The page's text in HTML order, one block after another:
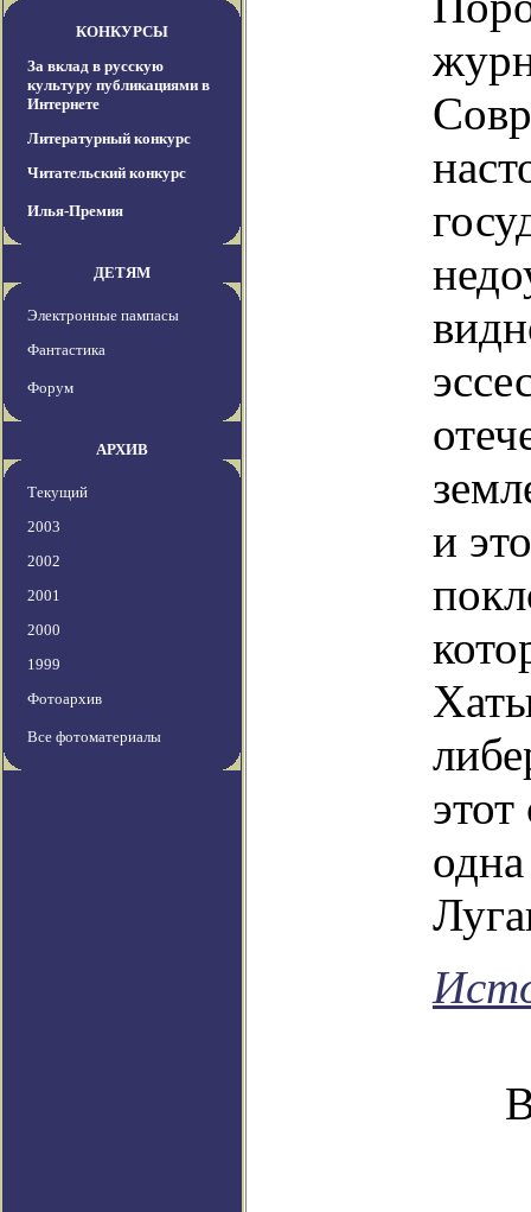
КОНКУРСЫ
За вклад в русскую
культуру публикациями в
Интернете
Литературный конкурс
Читательский конкурс
Илья-Премия
ДЕТЯМ
Электронные пампасы
Фантастика
Форум
АРХИВ
Текущий
2003
2002
2001
2000
1999
Фотоархив
Все фотоматериалы
и